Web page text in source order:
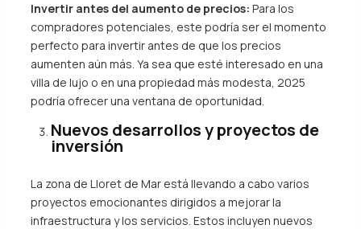
Invertir antes del aumento de precios: Para los
compradores potenciales, este podría ser el momento
perfecto para invertir antes de que los precios
aumenten aún más. Ya sea que esté interesado en una
villa de lujo o en una propiedad más modesta, 2025
podría ofrecer una ventana de oportunidad.
Nuevos desarrollos y proyectos de
inversión
La zona de Lloret de Mar está llevando a cabo varios
proyectos emocionantes dirigidos a mejorar la
infraestructura y los servicios. Estos incluyen nuevos